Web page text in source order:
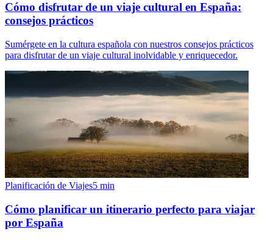
Cómo disfrutar de un viaje cultural en España:
consejos prácticos
Sumérgete en la cultura española con nuestros consejos prácticos
para disfrutar de un viaje cultural inolvidable y enriquecedor.
Planificación de Viajes5 min
Cómo planificar un itinerario perfecto para viajar
por España